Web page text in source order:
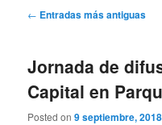
Navegación
← Entradas más antiguas
Jornada de
Capital en
Posted on9 septiembre, 2018